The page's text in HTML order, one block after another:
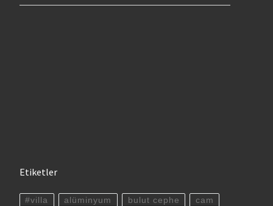
Etiketler
#villa alüminyum bulut cephe cam